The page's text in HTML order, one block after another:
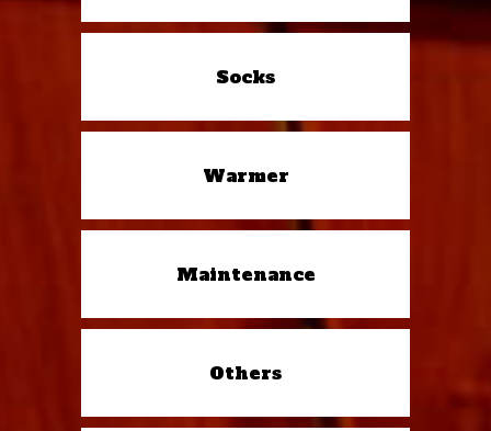
Socks
Warmer
Maintenance
Others